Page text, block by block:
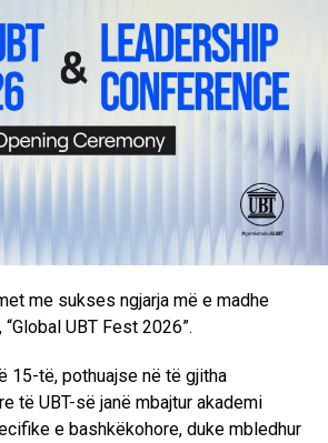
përfaqëson shumë më tepër se
është një platformë globale ku të
bashkëpunojnë, ndajnë ide dhe
dhe teknologjia mund të
për zgjidhjen e sfidave
kreativitetin dhe përkushtimin
i UBT synon ta prezantojë Kosovën
kosovarë në fushën e robotikës,
lider në zhvillimin e talenteve të reja
mundësi që nxënësit dhe studentët
e garave dhe iniciativave më
me sukses ngjarja më e madhe
UBT Fest 2026”.
15-të, pothuajse në të gjitha
të UBT-së janë mbajtur akademi
e bashkëkohore, duke mbledhur